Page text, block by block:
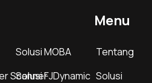
Scanner
Solusi MOBA
Solusi FJDynamic
Menu
Tentang
Solusi